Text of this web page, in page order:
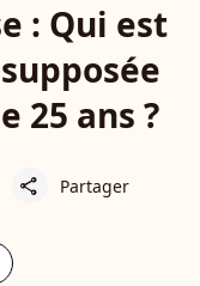
: Qui est
25 ans ?
share Partager